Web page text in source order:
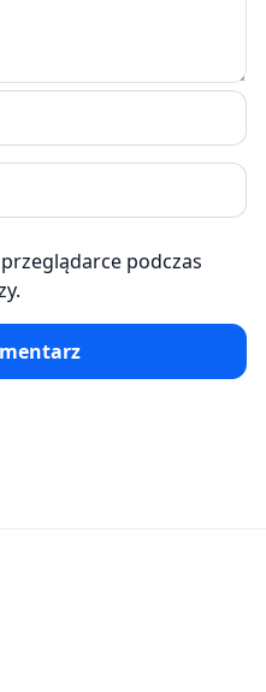
podczas